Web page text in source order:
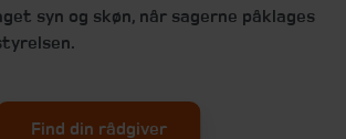
syn og skøn, når sagerne påklages
Find din rådgiver